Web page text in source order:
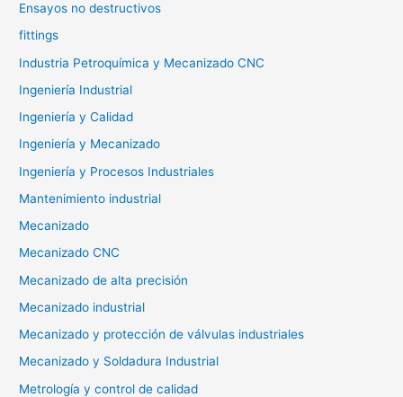
Ensayos no destructivos
fittings
Industria Petroquímica y Mecanizado CNC
Ingeniería Industrial
Ingeniería y Calidad
Ingeniería y Mecanizado
Ingeniería y Procesos Industriales
Mantenimiento industrial
Mecanizado
Mecanizado CNC
Mecanizado de alta precisión
Mecanizado industrial
Mecanizado y protección de válvulas industriales
Mecanizado y Soldadura Industrial
Metrología y control de calidad